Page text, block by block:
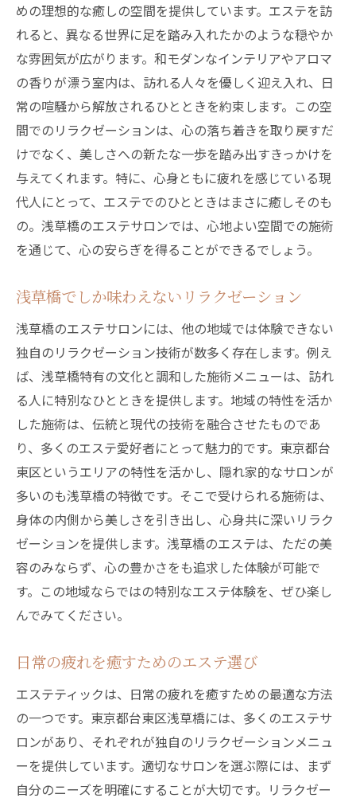
めの理想的な癒しの空間を提供しています。エステを訪
れると、異なる世界に足を踏み入れたかのような穏やか
な雰囲気が広がります。和モダンなインテリアやアロマ
の香りが漂う室内は、訪れる人々を優しく迎え入れ、日
常の喧騒から解放されるひとときを約束します。この空
間でのリラクゼーションは、心の落ち着きを取り戻すだ
けでなく、美しさへの新たな一歩を踏み出すきっかけを
与えてくれます。特に、心身ともに疲れを感じている現
代人にとって、エステでのひとときはまさに癒しそのも
の。浅草橋のエステサロンでは、心地よい空間での施術
を通じて、心の安らぎを得ることができるでしょう。
浅草橋でしか味わえないリラクゼーション
浅草橋のエステサロンには、他の地域では体験できない
独自のリラクゼーション技術が数多く存在します。例え
ば、浅草橋特有の文化と調和した施術メニューは、訪れ
る人に特別なひとときを提供します。地域の特性を活か
した施術は、伝統と現代の技術を融合させたものであ
り、多くのエステ愛好者にとって魅力的です。東京都台
東区というエリアの特性を活かし、隠れ家的なサロンが
多いのも浅草橋の特徴です。そこで受けられる施術は、
身体の内側から美しさを引き出し、心身共に深いリラク
ゼーションを提供します。浅草橋のエステは、ただの美
容のみならず、心の豊かさをも追求した体験が可能で
す。この地域ならではの特別なエステ体験を、ぜひ楽し
んでみてください。
日常の疲れを癒すためのエステ選び
エステティックは、日常の疲れを癒すための最適な方法
の一つです。東京都台東区浅草橋には、多くのエステサ
ロンがあり、それぞれが独自のリラクゼーションメニュ
ーを提供しています。適切なサロンを選ぶ際には、まず
自分のニーズを明確にすることが大切です。リラクゼー